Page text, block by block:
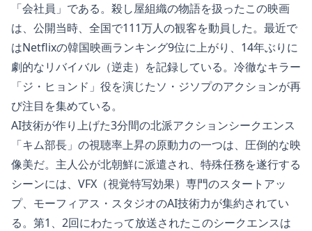
「会社員」である。殺し屋組織の物語を扱ったこの映画
は、公開当時、全国で111万人の観客を動員した。最近で
はNetflixの韓国映画ランキング9位に上がり、14年ぶりに
劇的なリバイバル（逆走）を記録している。冷徹なキラー
「ジ・ヒョンド」役を演じたソ・ジソプのアクションが再
び注目を集めている。
AI技術が作り上げた3分間の北派アクションシークエンス
「キム部長」の視聴率上昇の原動力の一つは、圧倒的な映
像美だ。主人公が北朝鮮に派遣され、特殊任務を遂行する
シーンには、VFX（視覚特写効果）専門のスタートアッ
プ、モーフィアス・スタジオのAI技術力が集約されてい
る。第1、2回にわたって放送されたこのシークエンスは